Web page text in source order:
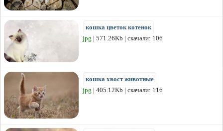
кошка цветок котенок
jpg | 571.26Kb | скачали: 106
кошка хвост животные
jpg | 405.12Kb | скачали: 116